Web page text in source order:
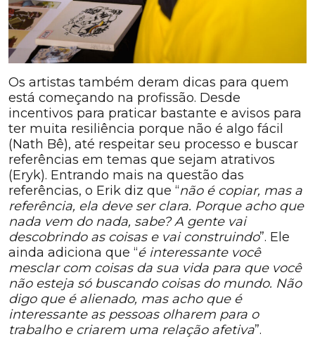
Os artistas também deram dicas para quem
está começando na profissão. Desde
incentivos para praticar bastante e avisos para
ter muita resiliência porque não é algo fácil
(Nath Bê), até respeitar seu processo e buscar
referências em temas que sejam atrativos
(Eryk). Entrando mais na questão das
referências, o Erik diz que “não é copiar, mas a
referência, ela deve ser clara. Porque acho que
nada vem do nada, sabe? A gente vai
descobrindo as coisas e vai construindo”. Ele
ainda adiciona que “é interessante você
mesclar com coisas da sua vida para que você
não esteja só buscando coisas do mundo. Não
digo que é alienado, mas acho que é
interessante as pessoas olharem para o
trabalho e criarem uma relação afetiva”.